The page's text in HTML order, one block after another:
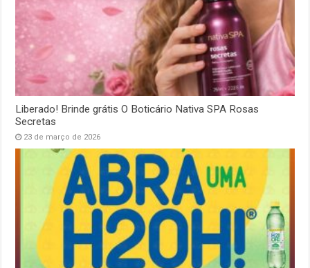
Liberado! Brinde grátis O Boticário Nativa SPA Rosas
Secretas
23 de março de 2026